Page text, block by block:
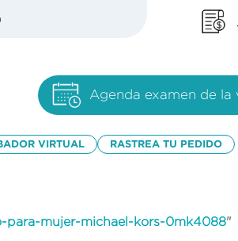
Agenda examen de la
VIRTUAL RASTREA TU PEDIDO
para-mujer-michael-kors-0mk4088"